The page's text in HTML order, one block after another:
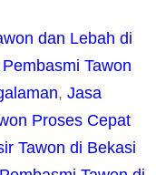
dan Lebah di
Tawon
, Jasa
Proses Cepat
Tawon di Bekasi